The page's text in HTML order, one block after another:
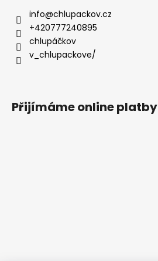
info@chlupackov.cz
+420777240895
chlupáčkov
v_chlupackove/
Přijímáme online platby